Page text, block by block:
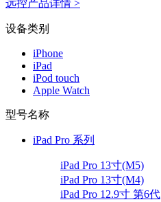
远控产品详情 >
设备类别
iPhone
iPad
iPod touch
Apple Watch
型号名称
iPad Pro 系列
iPad Pro 13寸(M5)
iPad Pro 13寸(M4)
iPad Pro 12.9寸 第6代